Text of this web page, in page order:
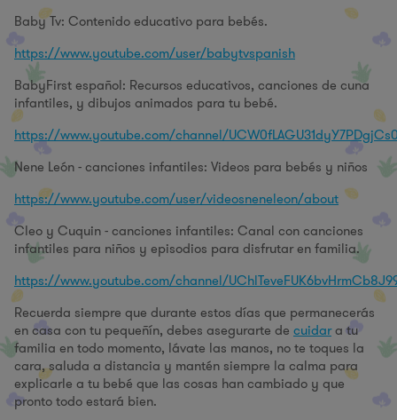
Baby Tv: Contenido educativo para bebés.
https://www.youtube.com/user/babytvspanish
BabyFirst español: Recursos educativos, canciones de cuna
infantiles, y dibujos animados para tu bebé.
https://www.youtube.com/channel/
Nene León - canciones infantiles: Videos para bebés y niños
https://www.youtube.com/user/videosneneleon/about
Cleo y Cuquin - canciones infantiles: Canal con canciones
infantiles para niños y episodios para disfrutar en familia.
https://www.youtube.com/channel/
Recuerda siempre que durante estos días que permanecerás
en casa con tu pequeñín, debes asegurarte de cuidara tu
familia en todo momento, lávate las manos, no te toques la
cara, saluda a distancia y mantén siempre la calma para
explicarle a tu bebé que las cosas han cambiado y que
pronto todo estará bien.